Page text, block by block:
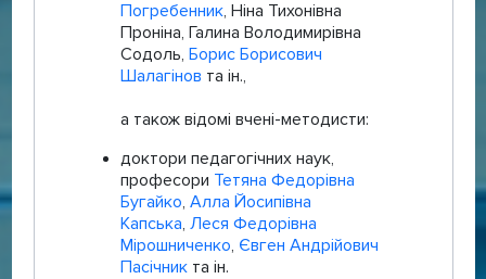
Погребенник, Ніна Тихонівна
Проніна, Галина Володимирівна
Содоль, Борис Борисович
Шалагінов та ін.,
а також відомі вчені-методисти:
доктори педагогічних наук,
професори Тетяна Федорівна
Бугайко, Алла Йосипівна
Капська, Леся Федорівна
Мірошниченко, Євген Андрійович
Пасічникта ін.